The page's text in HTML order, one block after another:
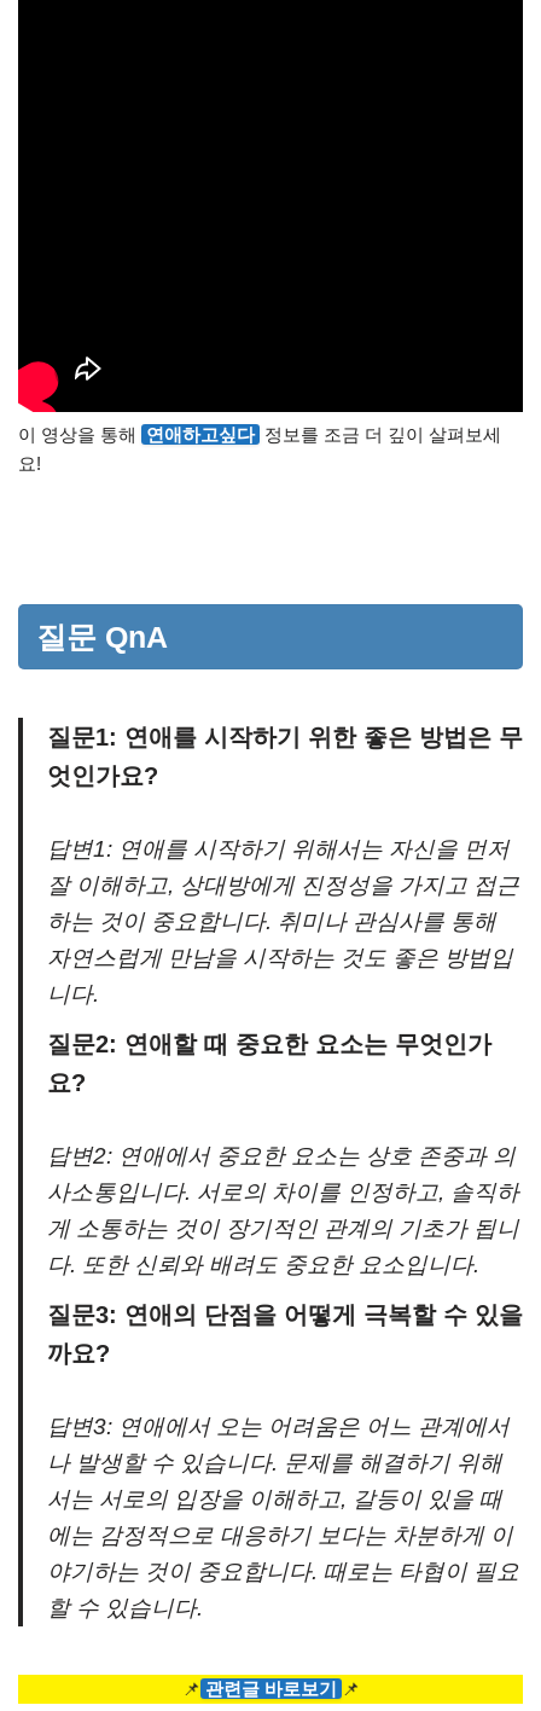
이 영상을 통해 연애하고싶다 정보를 조금 더 깊이 살펴보세
요!
질문 QnA
질문1: 연애를 시작하기 위한 좋은 방법은 무
엇인가요?
답변1: 연애를 시작하기 위해서는 자신을 먼저
잘 이해하고, 상대방에게 진정성을 가지고 접근
하는 것이 중요합니다. 취미나 관심사를 통해
자연스럽게 만남을 시작하는 것도 좋은 방법입
니다.
질문2: 연애할 때 중요한 요소는 무엇인가
요?
답변2: 연애에서 중요한 요소는 상호 존중과 의
사소통입니다. 서로의 차이를 인정하고, 솔직하
게 소통하는 것이 장기적인 관계의 기초가 됩니
다. 또한 신뢰와 배려도 중요한 요소입니다.
질문3: 연애의 단점을 어떻게 극복할 수 있을
까요?
답변3: 연애에서 오는 어려움은 어느 관계에서
나 발생할 수 있습니다. 문제를 해결하기 위해
서는 서로의 입장을 이해하고, 갈등이 있을 때
에는 감정적으로 대응하기 보다는 차분하게 이
야기하는 것이 중요합니다. 때로는 타협이 필요
할 수 있습니다.
📌 관련글 바로보기 📌